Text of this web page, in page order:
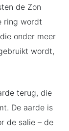
de Zon
ring wordt
onder meer
wordt,
terug, die
De aarde is
de salie – de